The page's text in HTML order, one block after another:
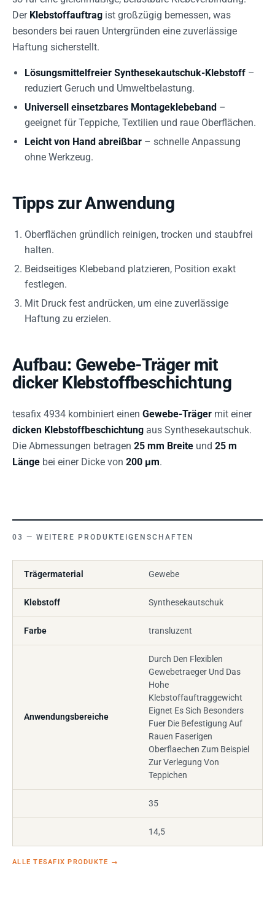
Der Klebstoffauftrag ist großzügig bemessen, was
besonders bei rauen Untergründen eine zuverlässige
Haftung sicherstellt.
Lösungsmittelfreier Synthesekautschuk-Klebstoff –
reduziert Geruch und Umweltbelastung.
Universell einsetzbares Montageklebeband –
geeignet für Teppiche, Textilien und raue Oberflächen.
Leicht von Hand abreißbar – schnelle Anpassung
ohne Werkzeug.
Tipps zur Anwendung
Oberflächen gründlich reinigen, trocken und staubfrei
halten.
Beidseitiges Klebeband platzieren, Position exakt
festlegen.
Mit Druck fest andrücken, um eine zuverlässige
Haftung zu erzielen.
Aufbau: Gewebe-Träger mit
dicker Klebstoffbeschichtung
tesafix 4934 kombiniert einen Gewebe-Träger mit einer
dicken Klebstoffbeschichtung aus Synthesekautschuk.
Die Abmessungen betragen 25 mm Breite und 25 m
Länge bei einer Dicke von 200 µm.
WEITERE PRODUKTEIGENSCHAFTEN
Trägermaterial Gewebe
Klebstoff Synthesekautschuk
Farbe transluzent
Anwendungsbereiche
Durch Den Flexiblen
Gewebetraeger Und Das
Hohe
Klebstoffauftraggewicht
Eignet Es Sich Besonders
Fuer Die Befestigung Auf
Rauen Faserigen
Oberflaechen Zum Beispiel
Zur Verlegung Von
Teppichen
35
14,5
ALLE TESAFIX PRODUKTE →